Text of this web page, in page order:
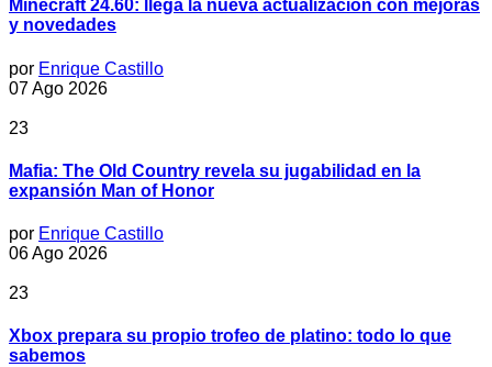
Minecraft 24.60: llega la nueva actualización con mejoras
y novedades
por Enrique Castillo
07 Ago 2026
23
Mafia: The Old Country revela su jugabilidad en la
expansión Man of Honor
por Enrique Castillo
06 Ago 2026
23
Xbox prepara su propio trofeo de platino: todo lo que
sabemos